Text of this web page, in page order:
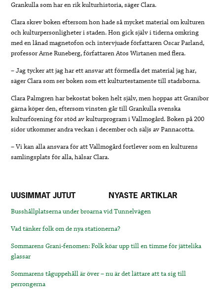
Grankulla som har en rik kulturhistoria, säger Clara.
Clara skrev boken eftersom hon hade så mycket material om kulturen
och kulturpersonligheter i staden. Hon gick själv i tiderna omkring
med en lånad magnetofon och intervjuade författaren Oscar Parland,
professor Arne Runeberg, författaren Atos Wirtanen med flera.
– Jag tycker att jag har ett ansvar att förmedla det material jag har,
säger Clara som ser boken som ett kulturtestamente till stadsborna.
Clara Palmgren har bekostat boken helt själv, men hoppas att Granibor
gärna köper den, eftersom vinsten går till Grankulla svenska
kulturförening för stöd av kulturprogram i Vallmogård. Boken på 200
sidor utkommer andra veckan i december och säljs av Pannacotta.
– Vi kan alla ansvara för att Vallmogård fortlever som en kulturens
samlingsplats för alla, hälsar Clara.
UUSIMMAT JUTUT NYASTE ARTIKLAR
Busshållplatserna under broarna vid Tunnelvägen
Vad tänker folk om de nya stationerna?
Sommarens Grani-fenomen: Folk köar upp till en timme för jättelika
glassar
Sommarens tåguppehåll är över – nu är det lättare att ta sig till
perrongerna